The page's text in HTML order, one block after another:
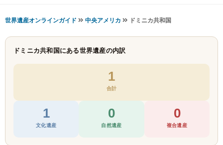
世界遺産オンラインガイド 中央アメリカ ドミニカ共和国
ドミニカ共和国にある世界遺産の内訳
1
合計
1
文化遺産
0
自然遺産
0
複合遺産